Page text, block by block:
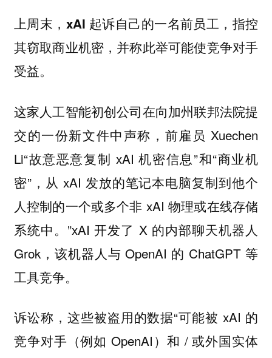
上周末，xAI 起诉自己的一名前员工，指控
其窃取商业机密，并称此举可能使竞争对手
受益。
这家人工智能初创公司在向加州联邦法院提
交的一份新文件中声称，前雇员 Xuechen
Li“故意恶意复制 xAI 机密信息”和“商业机
密”，从 xAI 发放的笔记本电脑复制到他个
人控制的一个或多个非 xAI 物理或在线存储
系统中。”xAI 开发了 X 的内部聊天机器人
Grok，该机器人与 OpenAI 的 ChatGPT 等
工具竞争。
诉讼称，这些被盗用的数据“可能被 xAI 的
竞争对手（例如 OpenAI）和 / 或外国实体